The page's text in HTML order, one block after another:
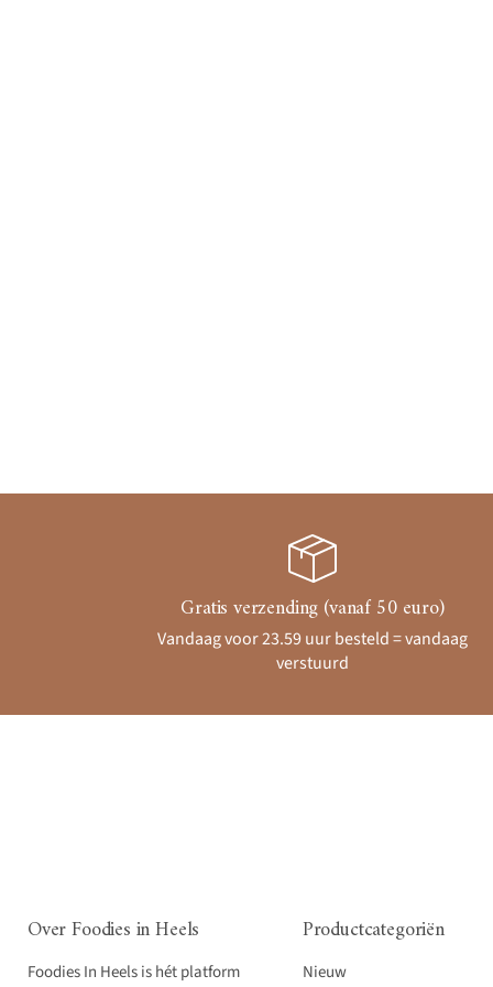
Gratis verzending (vanaf 50 euro)
Vandaag voor 23.59 uur besteld = vandaag
verstuurd
Over Foodies in Heels
Foodies In Heels is hét platform
Productcategoriën
Nieuw